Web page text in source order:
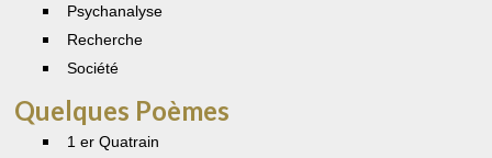
Psychanalyse
Recherche
Société
Quelques Poèmes
1 er Quatrain